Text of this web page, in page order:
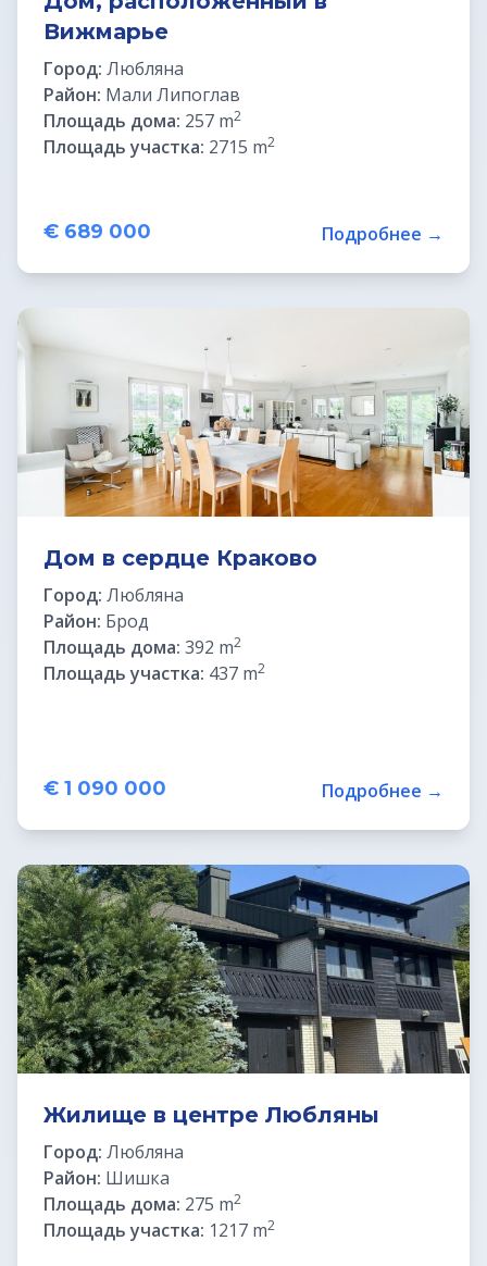
Дома в Любляне
Фермы в Словении
Офисы в Любляне
ВНЖ в Словении
Вижмарье
Город: Любляна
Район: Мали Липоглав
Площадь дома: 257 m2
Площадь участка: 2715 m2
€ 689 000 Подробнее →
Дом в сердце Краково
Город: Любляна
Район: Брод
Площадь дома: 392 m2
Площадь участка: 437 m2
€ 1 090 000 Подробнее →
Жилище в центре Любляны
Город: Любляна
Район: Шишка
Площадь дома: 275 m2
Площадь участка: 1217 m2